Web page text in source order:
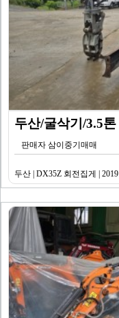
판매자 삼이중기매매
두산 | DX35Z 회전집게 |